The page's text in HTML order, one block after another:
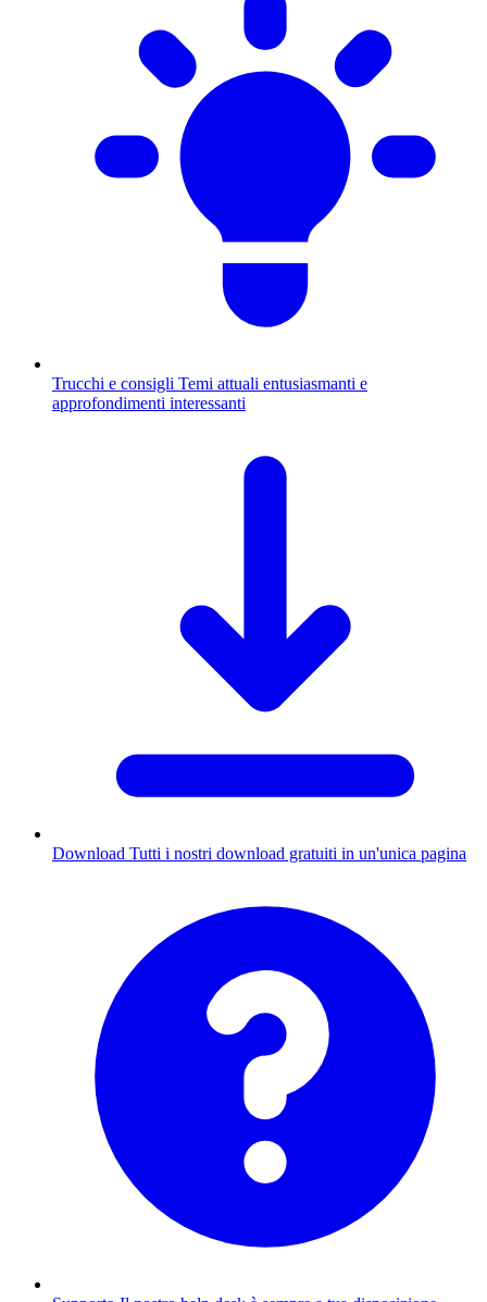
Trucchi e consigli Temi attuali entusiasmanti e
approfondimenti interessanti
Download Tutti i nostri download gratuiti in un'unica pagina